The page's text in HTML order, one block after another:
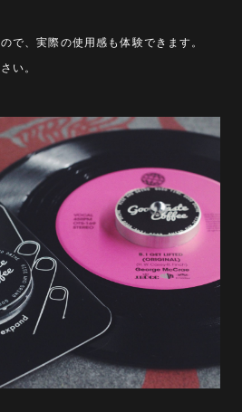
で、実際の使用感も体験できます。
い。